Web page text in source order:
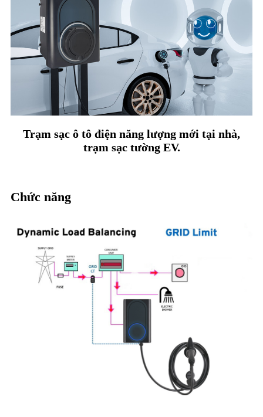
Trạm sạc ô tô điện năng lượng mới tại nhà,
trạm sạc tường EV.
Chức năng